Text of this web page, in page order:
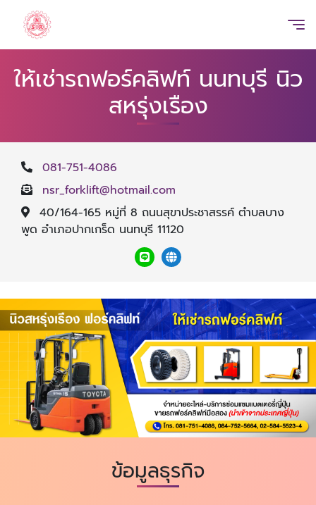
ให้เช่ารถฟอร์คลิฟท์ นนทบุรี นิว
สหรุ่งเรือง
081-751-4086
nsr_forklift@hotmail.com
40/164-165 หมู่ที่ 8 ถนนสุขาประชาสรรค์ ตำบลบาง
พูด อำเภอปากเกร็ด นนทบุรี 11120
ข้อมูลธุรกิจ